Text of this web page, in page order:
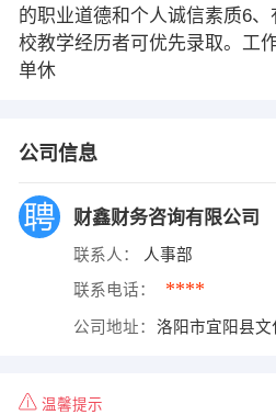
的职业道德和个人诚信素质6
校教学经历者可优先录取。工
单休
公司信息
财鑫财务咨询有限公司
联系人： 人事部
联系电话： ****
公司地址： 洛阳市宜阳县
温馨提示